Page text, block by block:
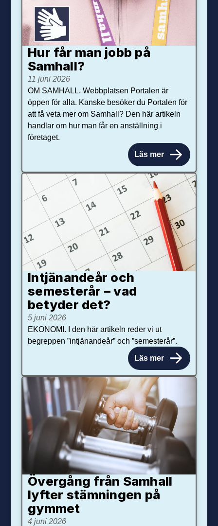
Hur får man jobb på
Samhall?
11 juni 2026
OM SAMHALL. Webbplatsen Portalen är
öppen för alla. Kanske besöker du Portalen för
att få veta mer om Samhall? Den här artikeln
handlar om hur man får en anställning i
företaget.
Läs mer
Intjänandeår och
semesterår – vad
betyder det?
5 juni 2026
EKONOMI. I den här artikeln reder vi ut
begreppen ”intjänandeår” och ”semesterår”.
Läs mer
Övergång från Samhall
lyfter stämningen på
gymmet
4 juni 2026